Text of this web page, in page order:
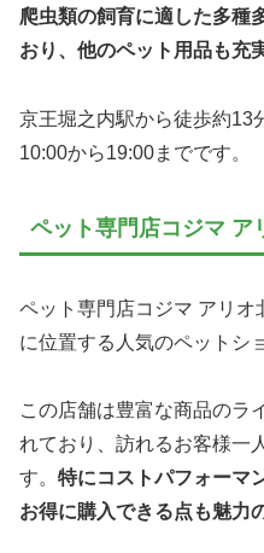
爬虫類の飼育に適した多種
おり、他のペット用品も充
京王堀之内駅から徒歩約13
10:00から19:00までです。
ペット専門店コジマ ア
ペット専門店コジマ アリ
に位置する人気のペットシ
この店舗は豊富な商品のラ
れており、訪れるお客様一
す。 特にコストパフォーマ
お得に購入できる点も魅力